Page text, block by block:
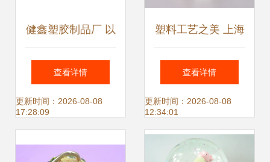
健鑫塑胶制品厂 以
塑胶箱、周转箱与
塑料工艺品铸就行
查看详情
更新时间：2026-08-08
17:28:09
塑料工艺之美 上海
与泉州的水球工艺
品制造商
查看详情
更新时间：2026-08-08
12:34:01